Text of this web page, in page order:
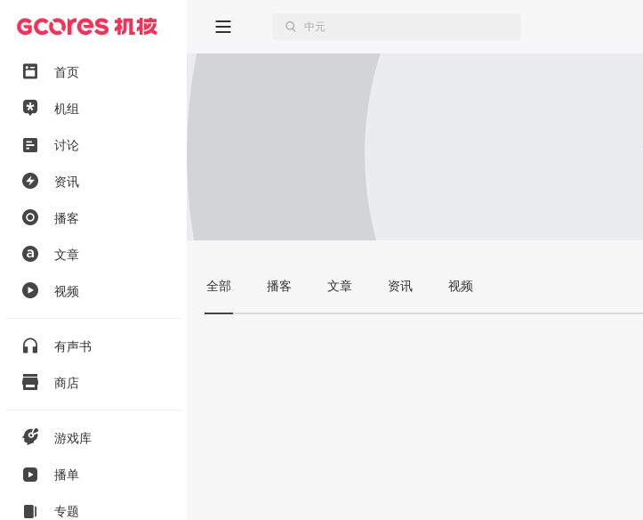
首页
机组
讨论
资讯
播客
文章
视频
有声书
商店
游戏库
播单
专题
全部 播客 文章 资讯 视频